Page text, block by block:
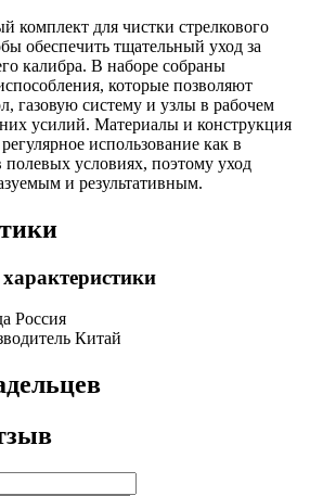
комплект для чистки стрелкового
обеспечить тщательный уход за
калибра. В наборе собраны
которые позволяют
газовую систему и узлы в рабочем
усилий. Материалы и конструкция
использование как в
полевых условиях, поэтому уход
и результативным.
Россия
Китай